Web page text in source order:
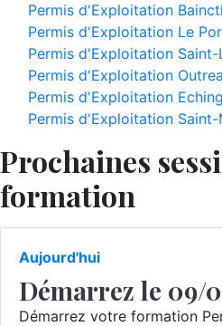
Permis d'Exploitation
Permis d'Exploitation Le
Permis d'Exploitation Saint-
Permis d'Exploitation
Permis d'Exploitation
Permis d'Exploitation
Prochaines
formation
Aujourd'hui
Démarrez le 09/
Démarrez votre formation